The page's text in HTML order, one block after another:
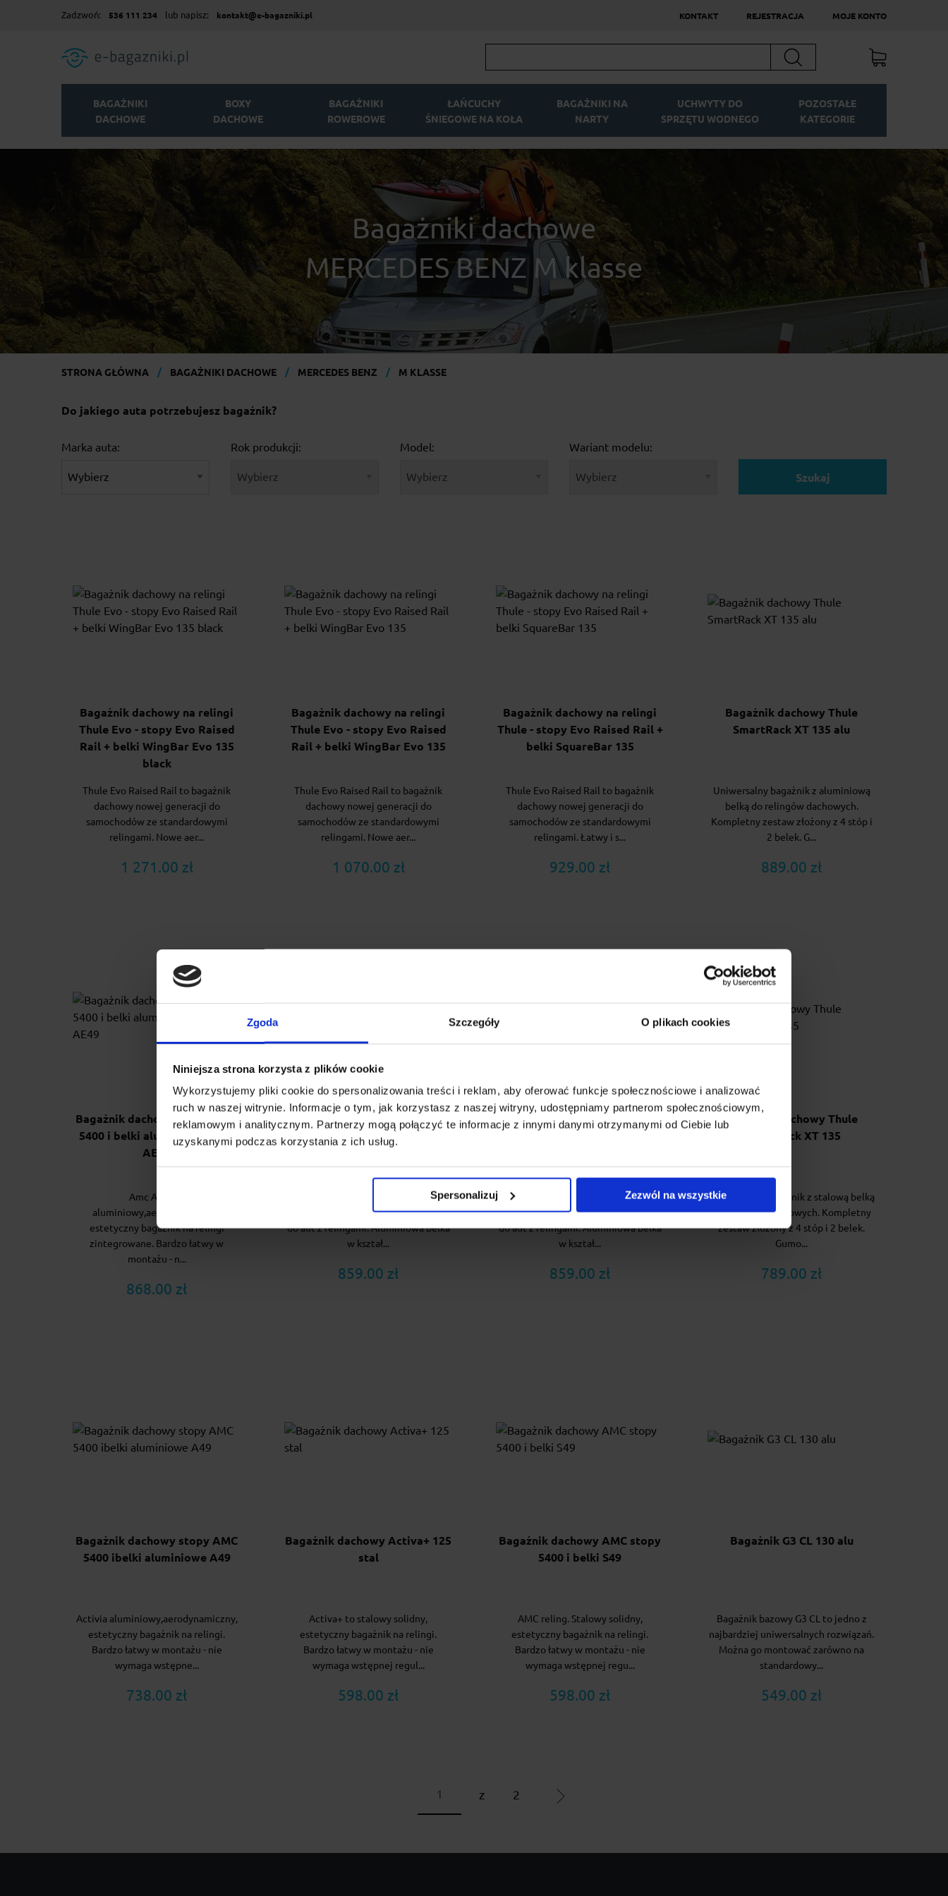
Zgoda Szczegóły O plikach cookies
Niniejsza strona korzysta z plików cookie
Wykorzystujemy pliki cookie do spersonalizowania treści i reklam, aby oferować funkcje społecznościowe i analizować
ruch w naszej witrynie. Informacje o tym, jak korzystasz z naszej witryny, udostępniamy partnerom społecznościowym,
reklamowym i analitycznym. Partnerzy mogą połączyć te informacje z innymi danymi otrzymanymi od Ciebie lub
uzyskanymi podczas korzystania z ich usług.
Spersonalizuj Zezwól na wszystkie
Zadzwoń: 536 111 234 lub napisz: kontakt@e-bagazniki.pl KONTAKT REJESTRACJA MOJE KONTO
Szukaj
BAGAŻNIKI
DACHOWE
BOXY
DACHOWE
BAGAŻNIKI
ROWEROWE
ŁAŃCUCHY
ŚNIEGOWE NA KOŁA
BAGAŻNIKI NA
NARTY
UCHWYTY DO
SPRZĘTU WODNEGO
POZOSTAŁE
KATEGORIE
Bagażniki dachowe
MERCEDES BENZ M klasse
STRONA GŁÓWNA BAGAŻNIKI DACHOWE MERCEDES BENZ M KLASSE
Do jakiego auta potrzebujesz bagażnik?
Marka auta: Rok produkcji: Model: Wariant modelu:
Szukaj
Bagażnik dachowy na relingi
Thule Evo - stopy Evo Raised
Rail + belki WingBar Evo 135
black
Thule Evo Raised Rail to bagażnik
dachowy nowej generacji do
samochodów ze standardowymi
relingami. Nowe aer...
1 271.00 zł
Bagażnik dachowy na relingi
Thule Evo - stopy Evo Raised
Rail + belki WingBar Evo 135
Thule Evo Raised Rail to bagażnik
dachowy nowej generacji do
samochodów ze standardowymi
relingami. Nowe aer...
1 070.00 zł
Bagażnik dachowy na relingi
Thule - stopy Evo Raised Rail +
belki SquareBar 135
Thule Evo Raised Rail to bagażnik
dachowy nowej generacji do
samochodów ze standardowymi
relingami. Łatwy i s...
929.00 zł
Bagażnik dachowy Thule
SmartRack XT 135 alu
Uniwersalny bagażnik z aluminiową
belką do relingów dachowych.
Kompletny zestaw złożony z 4 stóp i
2 belek. G...
889.00 zł
Bagażnik dachowy stopy AMC
5400 i belki aluminiowe Aero
AE49
Amc Aero to
aluminiowy,aerodynamiczny,
estetyczny bagażnik na relingi
zintegrowane. Bardzo łatwy w
montażu - n...
868.00 zł
Bagażnik dachowy na relingi
Cruz Airo 133 + stopy Cruz fix
Cruz Airo to aerodynamiczny,
estetyczny i wytrzymały bagażnik do
do aut z relingami. Aluminiowa belka
w kształ...
859.00 zł
Bagażnik dachowy na relingi
Cruz Airo to aerodynamiczny,
estetyczny i wytrzymały bagażnik do
do aut z relingami. Aluminiowa belka
w kształ...
859.00 zł
Bagażnik dachowy Thule
SmartRack XT 135
Uniwersalny bagażnik z stalową belką
do relingów dachowych. Kompletny
zestaw złożony z 4 stóp i 2 belek.
Gumo...
789.00 zł
Bagażnik dachowy stopy AMC
5400 ibelki aluminiowe A49
Activia aluminiowy,aerodynamiczny,
estetyczny bagażnik na relingi.
Bardzo łatwy w montażu - nie
wymaga wstępne...
738.00 zł
Bagażnik dachowy Activa+ 125
stal
Activa+ to stalowy solidny,
estetyczny bagażnik na relingi.
Bardzo łatwy w montażu - nie
wymaga wstępnej regul...
598.00 zł
Bagażnik dachowy AMC stopy
5400 i belki S49
AMC reling. Stalowy solidny,
estetyczny bagażnik na relingi.
Bardzo łatwy w montażu - nie
wymaga wstępnej regu...
598.00 zł
Bagażnik G3 CL 130 alu
Bagażnik bazowy G3 CL to jedno z
najbardziej uniwersalnych rozwiązań.
Można go montować zarówno na
standardowy...
549.00 zł
z 2